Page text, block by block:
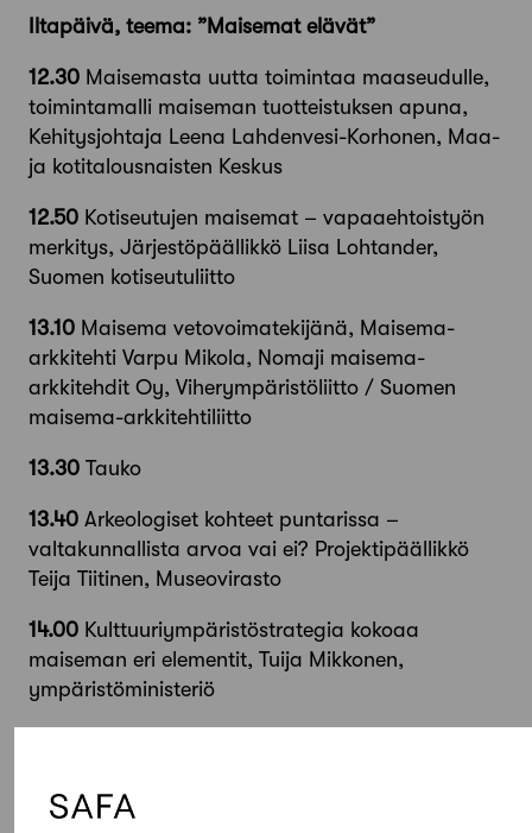
Iltapäivä, teema: ”Maisemat elävät”
12.30 Maisemasta uutta toimintaa maaseudulle,
toimintamalli maiseman tuotteistuksen apuna,
Kehitysjohtaja Leena Lahdenvesi-Korhonen, Maa-
ja kotitalousnaisten Keskus
12.50 Kotiseutujen maisemat – vapaaehtoistyön
merkitys, Järjestöpäällikkö Liisa Lohtander,
Suomen kotiseutuliitto
13.10 Maisema vetovoimatekijänä, Maisema-
arkkitehti Varpu Mikola, Nomaji maisema-
arkkitehdit Oy, Viherympäristöliitto / Suomen
maisema-arkkitehtiliitto
13.30 Tauko
13.40 Arkeologiset kohteet puntarissa –
valtakunnallista arvoa vai ei? Projektipäällikkö
Teija Tiitinen, Museovirasto
14.00 Kulttuuriympäristöstrategia kokoaa
maiseman eri elementit, Tuija Mikkonen,
ympäristöministeriö
Suomen ympäristökeskus